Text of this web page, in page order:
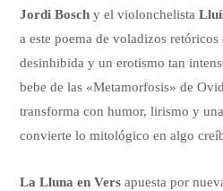
Jordi Bosch y el violonchelista
a este poema de voladizos
desinhibida y un erotismo tan
bebe de las «Metamorfosis» de
transforma con humor, lirismo y
convierte lo mitológico en algo
La Lluna en Vers apuesta por